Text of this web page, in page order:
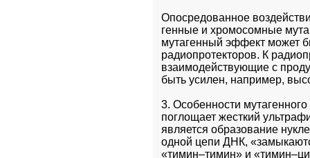
Опосредованное
генные и хромосомные
мутагенный эффект может
радиопротекторов. К
взаимодействующие с
быть усилен, например,
3. Особенности
поглощает жесткий
является образование
одной цепи ДНК,
«тимин–тимин» и